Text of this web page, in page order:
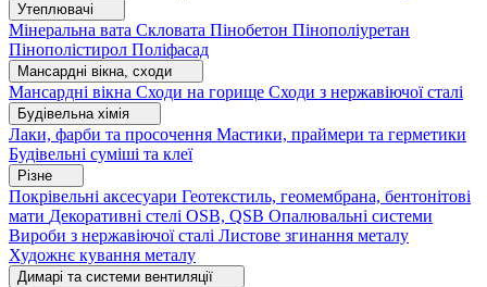
Утеплювачі
Мінеральна вата Скловата Пінобетон Пінополіуретан
Пінополістирол Поліфасад
Мансардні вікна, сходи
Мансардні вікна Сходи на горище Сходи з нержавіючої сталі
Будівельна хімія
Лаки, фарби та просочення Мастики, праймери та герметики
Будівельні суміші та клеї
Різне
Покрівельні аксесуари Геотекстиль, геомембрана, бентонітові
мати Декоративні стелі OSB, QSB Опалювальні системи
Вироби з нержавіючої сталі Листове згинання металу
Художнє кування металу
Димарі та системи вентиляції